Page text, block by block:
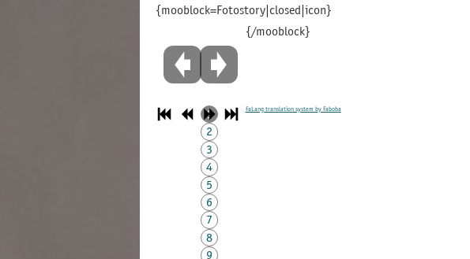
{mooblock=Fotostory|closed|icon}
1
2
3
4
5
6
7
8
9
{/mooblock}
FaLang translation system by Faboba